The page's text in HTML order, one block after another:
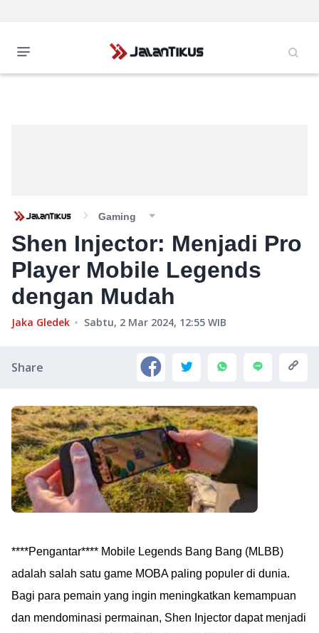
Gaming
Shen Injector: Menjadi Pro
Player Mobile Legends
dengan Mudah
Jaka Gledek Sabtu, 2 Mar 2024, 12:55 WIB
Share
****Pengantar**** Mobile Legends Bang Bang (MLBB)
adalah salah satu game MOBA paling populer di dunia.
Bagi para pemain yang ingin meningkatkan kemampuan
dan mendominasi permainan, Shen Injector dapat menjadi